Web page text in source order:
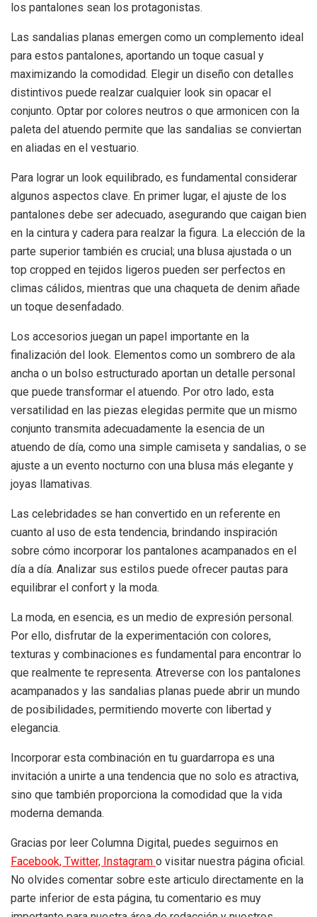
los pantalones sean los protagonistas.
Las sandalias planas emergen como un complemento ideal
para estos pantalones, aportando un toque casual y
maximizando la comodidad. Elegir un diseño con detalles
distintivos puede realzar cualquier look sin opacar el
conjunto. Optar por colores neutros o que armonicen con la
paleta del atuendo permite que las sandalias se conviertan
en aliadas en el vestuario.
Para lograr un look equilibrado, es fundamental considerar
algunos aspectos clave. En primer lugar, el ajuste de los
pantalones debe ser adecuado, asegurando que caigan bien
en la cintura y cadera para realzar la figura. La elección de la
parte superior también es crucial; una blusa ajustada o un
top cropped en tejidos ligeros pueden ser perfectos en
climas cálidos, mientras que una chaqueta de denim añade
un toque desenfadado.
Los accesorios juegan un papel importante en la
finalización del look. Elementos como un sombrero de ala
ancha o un bolso estructurado aportan un detalle personal
que puede transformar el atuendo. Por otro lado, esta
versatilidad en las piezas elegidas permite que un mismo
conjunto transmita adecuadamente la esencia de un
atuendo de día, como una simple camiseta y sandalias, o se
ajuste a un evento nocturno con una blusa más elegante y
joyas llamativas.
Las celebridades se han convertido en un referente en
cuanto al uso de esta tendencia, brindando inspiración
sobre cómo incorporar los pantalones acampanados en el
día a día. Analizar sus estilos puede ofrecer pautas para
equilibrar el confort y la moda.
La moda, en esencia, es un medio de expresión personal.
Por ello, disfrutar de la experimentación con colores,
texturas y combinaciones es fundamental para encontrar lo
que realmente te representa. Atreverse con los pantalones
acampanados y las sandalias planas puede abrir un mundo
de posibilidades, permitiendo moverte con libertad y
elegancia.
Incorporar esta combinación en tu guardarropa es una
invitación a unirte a una tendencia que no solo es atractiva,
sino que también proporciona la comodidad que la vida
moderna demanda.
Gracias por leer Columna Digital, puedes seguirnos en
Facebook, Twitter, Instagram o visitar nuestra página oficial.
No olvides comentar sobre este articulo directamente en la
parte inferior de esta página, tu comentario es muy